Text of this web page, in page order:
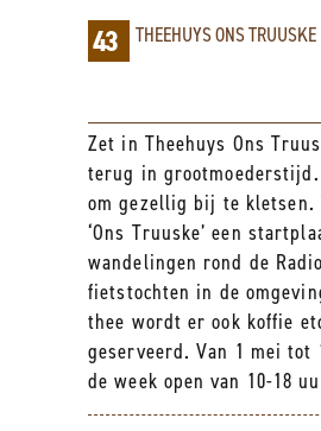
43 THEEHUYS ONS TRUUSKE
Zet in Theehuys Ons
terug in
om gezellig bij te kletsen.
‘Ons Truuske’ een
wandelingen rond de
fietstochten in de
thee wordt er ook koffie
geserveerd. Van 1 mei tot
de week open van 10-18